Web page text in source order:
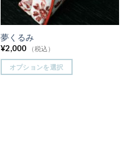
夢くるみ
¥2,000 （税込）
オプションを選択